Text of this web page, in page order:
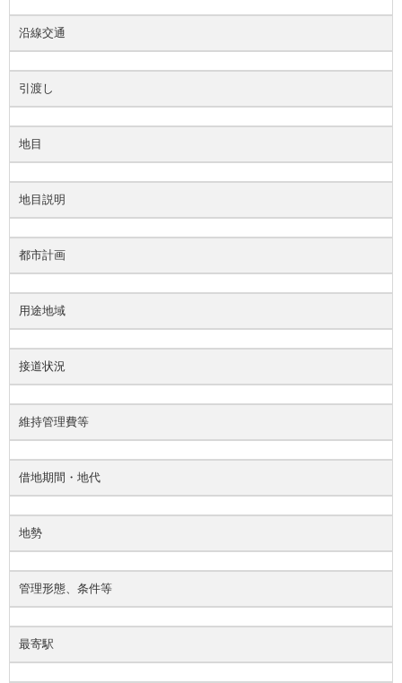
沿線交通
引渡し
地目
地目説明
都市計画
用途地域
接道状況
維持管理費等
借地期間・地代
地勢
管理形態、条件等
最寄駅